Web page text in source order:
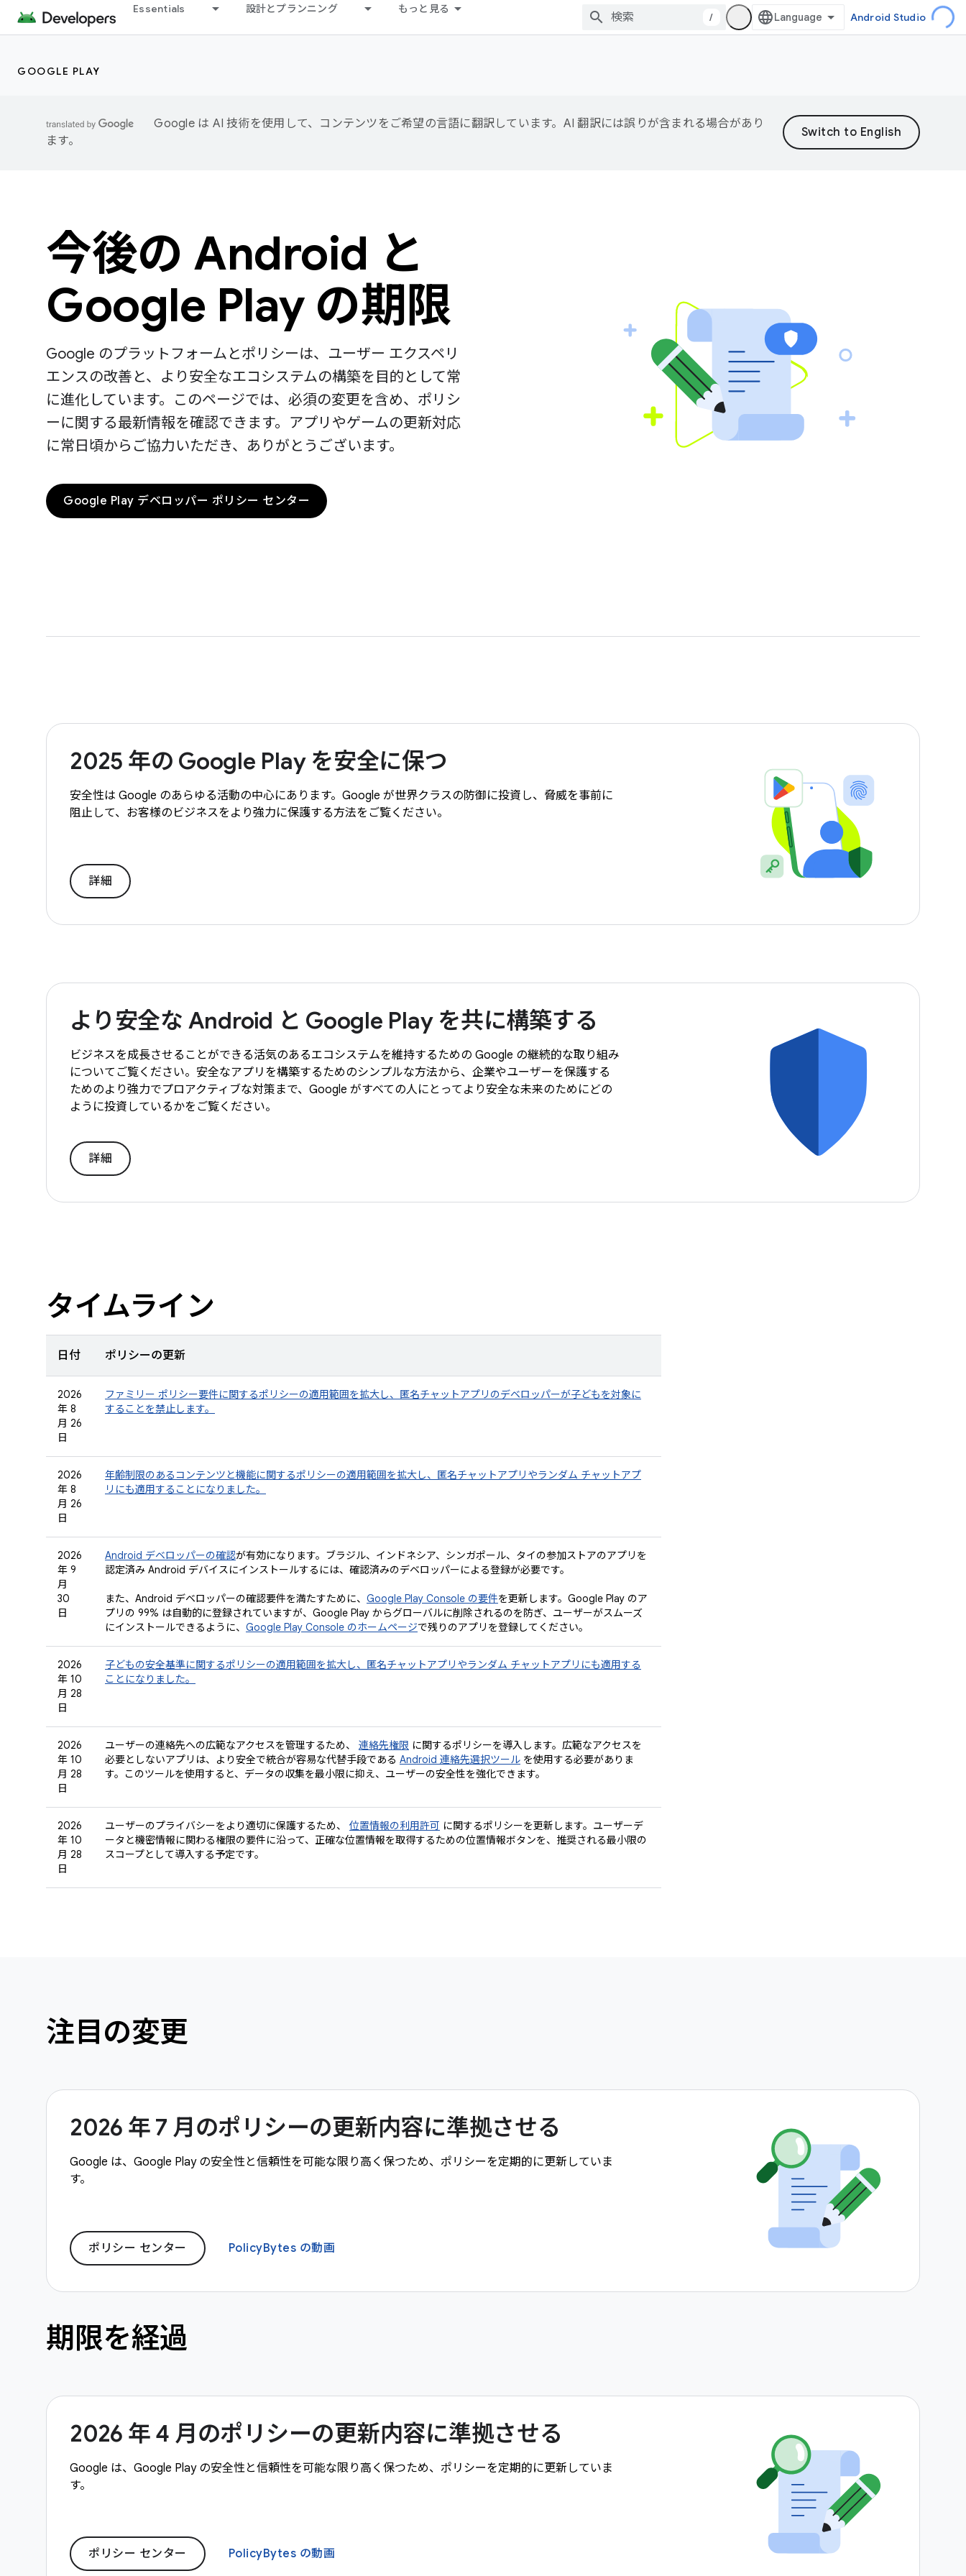
Essentials 設計とプランニング もっと見る
/ Android Studio
GOOGLE PLAY
Google は AI 技術を使用して、コンテンツをご希望の言語に翻訳しています。AI 翻訳には誤りが含まれる場合があり
ます。
今後の Android と
Google Play の期限
Google のプラットフォームとポリシーは、ユーザー エクスペリ
エンスの改善と、より安全なエコシステムの構築を目的として常
に進化しています。このページでは、必須の変更を含め、ポリシ
ーに関する最新情報を確認できます。アプリやゲームの更新対応
に常日頃からご協力いただき、ありがとうございます。
Google Play デベロッパー ポリシー センター
2025 年の Google Play を安全に保つ
安全性は Google のあらゆる活動の中心にあります。Google が世界クラスの防御に投資し、脅威を事前に
阻止して、お客様のビジネスをより強力に保護する方法をご覧ください。
詳細
より安全な Android と Google Play を共に構築する
ビジネスを成長させることができる活気のあるエコシステムを維持するための Google の継続的な取り組み
についてご覧ください。安全なアプリを構築するためのシンプルな方法から、企業やユーザーを保護する
ためのより強力でプロアクティブな対策まで、Google がすべての人にとってより安全な未来のためにどの
ように投資しているかをご覧ください。
詳細
タイムライン
日付 ポリシーの更新
2026
年 8
月 26
日
ファミリー ポリシー要件に関するポリシーの適用範囲を拡大し、匿名チャットアプリのデベロッパーが子どもを対象に
することを禁止します。
2026
年 8
月 26
日
年齢制限のあるコンテンツと機能に関するポリシーの適用範囲を拡大し、匿名チャットアプリやランダム チャットアプ
リにも適用することになりました。
2026
年 9
月
30
日
Android デベロッパーの確認が有効になります。ブラジル、インドネシア、シンガポール、タイの参加ストアのアプリを
認定済み Android デバイスにインストールするには、確認済みのデベロッパーによる登録が必要です。
また、Android デベロッパーの確認要件を満たすために、 Google Play Console の要件を更新します。Google Play のア
プリの 99% は自動的に登録されていますが、Google Play からグローバルに削除されるのを防ぎ、ユーザーがスムーズ
にインストールできるように、 Google Play Console のホームページで残りのアプリを登録してください。
2026
年 10
月 28
日
子どもの安全基準に関するポリシーの適用範囲を拡大し、匿名チャットアプリやランダム チャットアプリにも適用する
ことになりました。
2026
年 10
月 28
日
ユーザーの連絡先への広範なアクセスを管理するため、 連絡先権限 に関するポリシーを導入します。広範なアクセスを
必要としないアプリは、より安全で統合が容易な代替手段である Android 連絡先選択ツール を使用する必要がありま
す。このツールを使用すると、データの収集を最小限に抑え、ユーザーの安全性を強化できます。
2026
年 10
月 28
日
ユーザーのプライバシーをより適切に保護するため、 位置情報の利用許可 に関するポリシーを更新します。ユーザーデ
ータと機密情報に関わる権限の要件に沿って、正確な位置情報を取得するための位置情報ボタンを、推奨される最小限の
スコープとして導入する予定です。
注目の変更
2026 年 7 月のポリシーの更新内容に準拠させる
Google は、Google Play の安全性と信頼性を可能な限り高く保つため、ポリシーを定期的に更新していま
す。
ポリシー センター PolicyBytes の動画
期限を経過
2026 年 4 月のポリシーの更新内容に準拠させる
Google は、Google Play の安全性と信頼性を可能な限り高く保つため、ポリシーを定期的に更新していま
す。
ポリシー センター PolicyBytes の動画